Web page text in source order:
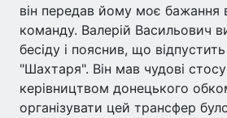
він передав йому моє бажання
команду. Валерій Васильович
бесіду і пояснив, що
"Шахтаря". Він мав чудові
керівництвом донецького
організувати цей трансфер